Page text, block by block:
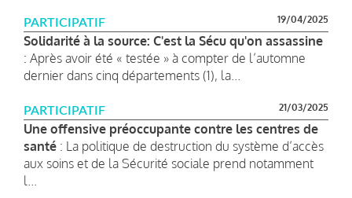
PARTICIPATIF 19/04/2025
Solidarité à la source: C'est la Sécu qu'on assassine
: Après avoir été « testée » à compter de l’automne
dernier dans cinq départements (1), la...
PARTICIPATIF 21/03/2025
Une offensive préoccupante contre les centres de
santé : La politique de destruction du système d’accès
aux soins et de la Sécurité sociale prend notamment
l...